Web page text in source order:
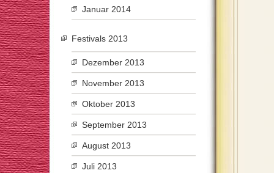
Januar 2014
Festivals 2013
Dezember 2013
November 2013
Oktober 2013
September 2013
August 2013
Juli 2013